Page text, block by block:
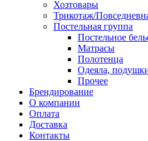
Хозтовары
Трикотаж/
Постельная группа
Постельное
Матрасы
Полотенца
Одеяла,
Прочее
Брендирование
О компании
Оплата
Доставка
Контакты